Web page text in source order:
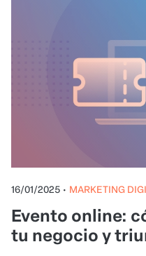
16/01/2025 • MARKETING
Evento online:
tu negocio y